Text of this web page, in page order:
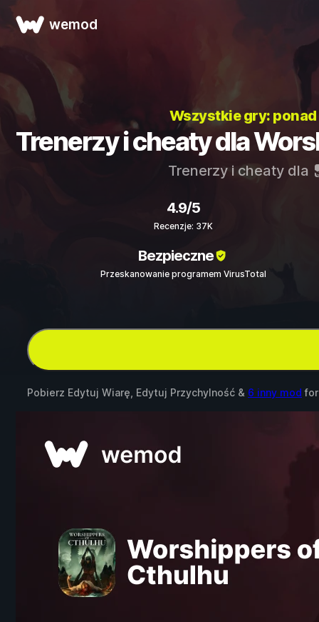
wemod
Wszystkie gry:
Trenerzy i cheaty dla
Trenerzy i cheaty dla
4.9/5
Recenzje: 37K
Bezpieczne
Przeskanowanie programem VirusTotal
Pobierz Edytuj Wiarę, Edytuj Przychylność & 6 inny mod